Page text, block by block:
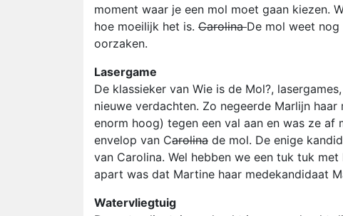
moment waar je een mol moet gaan kiezen.
hoe moeilijk het is. CarolinaDe mol weet
oorzaken.
Lasergame
De klassieker van Wie is de Mol?,
nieuwe verdachten. Zo negeerde Marlijn
enorm hoog) tegen een val aan en was ze af
envelop van Carolina de mol. De enige
van Carolina. Wel hebben we een tuk tuk
apart was dat Martine haar medekandidaat
Watervliegtuig